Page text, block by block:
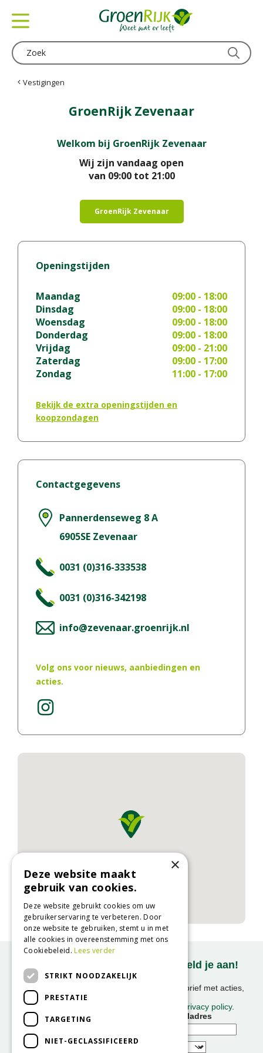
Vestigingen
GroenRijk Zevenaar
Welkom bij GroenRijk Zevenaar
Wij zijn vandaag open
van 09:00tot 21:00
GroenRijk Zevenaar
Openingstijden
Maandag
09:00 - 18:00
Dinsdag
09:00 - 18:00
Woensdag
09:00 - 18:00
Donderdag
09:00 - 18:00
Vrijdag
09:00 - 21:00
Zaterdag
09:00 - 17:00
Zondag
11:00 - 17:00
Bekijk de extra openingstijden en
koopzondagen
Contactgegevens
Pannerdenseweg 8 A
6905SE Zevenaar
0031 (0)316-333538
0031 (0)316-342198
info@zevenaar.groenrijk.nl
Volg ons voor nieuws, aanbiedingen en
acties.
Onze nieuwsbrief ontvangen? Meld je aan!
Ontvang ongeveer 1x per week onze nieuwsbrief met acties,
We slaan uw gegevens op conform onze
privacy policy.
Voornaam
E-mailadres
×
Deze website maakt
gebruik van cookies.
Deze website gebruikt cookies om uw
gebruikerservaring te verbeteren. Door
onze website te gebruiken, stemt u in met
alle cookies in overeenstemming met ons
Cookiebeleid.Lees verder
STRIKT NOODZAKELIJK
PRESTATIE
TARGETING
NIET-GECLASSIFICEERD